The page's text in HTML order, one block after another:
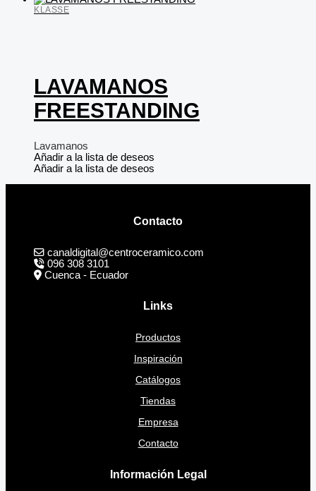
KLASSE
LAVAMANOS
FREESTANDING
Lavamanos
Añadir a la lista de deseos
Añadir a la lista de deseos
Contacto
canaldigital@centroceramico.com
096 308 3101
Cuenca - Ecuador
Links
Productos
Inspiración
Catálogos
Tiendas
Empresa
Contacto
Información Legal